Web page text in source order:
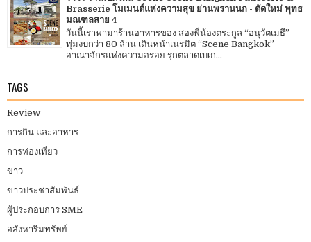
Brasserie โมเมนต์แห่งความสุข ย่านพรานนก - ตัดใหม่ พุทธ
มณฑลสาย 4
วันนี้เราพามาร้านอาหารของ สองพี่น้องตระกูล “อนุวัตเมธี”
ทุ่มงบกว่า 80 ล้าน เดินหน้าเนรมิต “Scene Bangkok”
อาณาจักรแห่งความอร่อย รุกตลาดเบเก...
TAGS
Review
การกิน และอาหาร
การท่องเที่ยว
ข่าว
ข่าวประชาสัมพันธ์
ผู้ประกอบการ SME
อสังหาริมทรัพย์